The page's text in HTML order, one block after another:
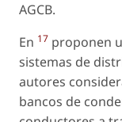
AGCB.
En 17 proponen
sistemas de
autores
bancos de